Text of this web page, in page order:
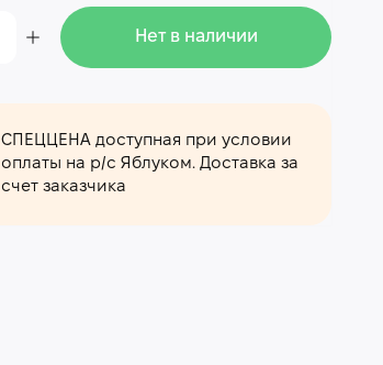
Нет в наличии
СПЕЦЦЕНА доступная при условии
оплаты на р/с Яблуком. Доставка за
счет заказчика